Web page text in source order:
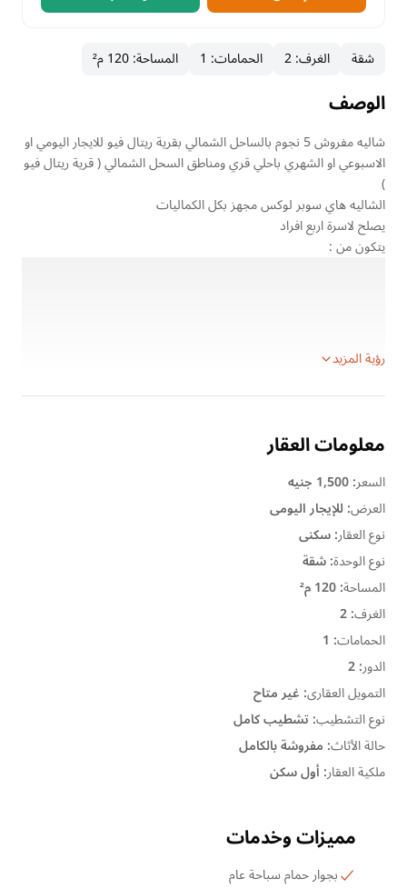
شقة الغرف:
2 الحمامات:
1 المساحة:120 م²
الوصف
شاليه مفروش 5 نجوم بالساحل الشمالي بقرية ريتال فيو للايجار اليومي او
الاسبوعي او الشهري باحلي قري ومناطق السحل الشمالي ( قرية ريتال فيو
)
الشاليه هاي سوبر لوكس مجهز بكل الكماليات
يصلح لاسرة اربع افراد
يتكون من :
رؤية المزيد
معلومات العقار
السعر:1,500 جنيه
العرض:للإيجار اليومى
نوع العقار:سكنى
نوع الوحدة:شقة
المساحة:120 م²
الغرف:
2
الحمامات:
1
الدور:
2
التمويل العقارى: غير متاح
نوع التشطيب:تشطيب كامل
حالة الأثاث: مفروشة بالكامل
ملكية العقار: أول سكن
مميزات وخدمات
بجوار حمام سباحة عام